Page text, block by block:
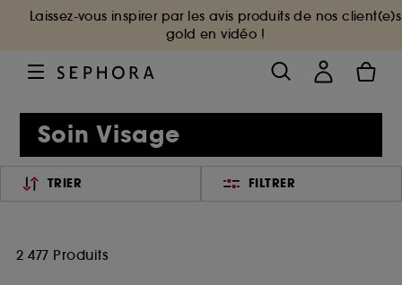
Laissez-vous inspirer par les avis produits de nos client(e)s
gold en vidéo !
Soin Visage
TRIER FILTRER
2 477 Produits